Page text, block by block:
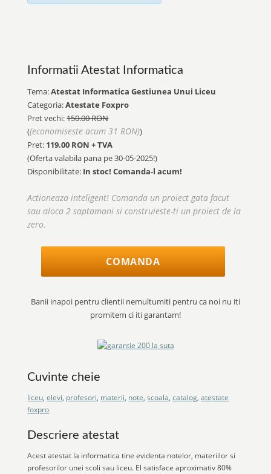
Informatii Atestat Informatica
Tema:Atestat Informatica Gestiunea Unui Liceu
Categoria:Atestate Foxpro
Pret vechi:150.00 RON
((economiseste acum 31 RON))
Pret: 119.00 RON + TVA
(Oferta valabila pana pe30-05-2025!)
Disponibilitate: In stoc! Comanda-l acum!
Actioneaza inteligent! Comanda un proiect gata facut
sau aloca 2 saptamani si construieste-ti un proiect de la
zero.
COMANDA
Banii inapoi pentru clientii nemultumiti pentru ca noi nu iti
promitem ci iti garantam!
Cuvinte cheie
liceu,elevi, profesori, materii, note,scoala,catalog,atestate
foxpro
Descriere atestat
Acest atestat la informatica tine evidenta notelor, materiilor si
profesorilor unei scoli sau liceu. El satisface aproximativ 80%